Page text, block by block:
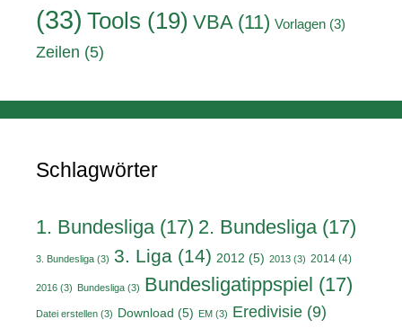
(33) Tools (19) VBA(11) Vorlagen (3)
Zeilen (5)
Schlagwörter
1. Bundesliga(17) 2. Bundesliga(17)
3. Bundesliga (3) 3. Liga (14) 2012 (5) 2013 (3) 2014 (4)
2016 (3) Bundesliga (3) Bundesligatippspiel (17)
Datei erstellen (3) Download (5) EM (3) Eredivisie (9)